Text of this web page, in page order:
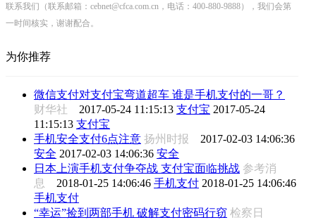
联系我们（联系邮箱：cebnet@cfca.com.cn，电话：400-880-9888），我们会第
一时间核实，谢谢配合。
为你推荐
微信支付对支付宝弯道超车 谁是手机支付的一哥？
财华社 2017-05-24 11:15:13 支付宝 2017-05-24
11:15:13 支付宝
手机安全支付6点注意 扬州时报 2017-02-03 14:06:36
安全 2017-02-03 14:06:36 安全
日本上演手机支付争夺战 支付宝面临挑战 参考消
息 2018-01-25 14:06:46 手机支付 2018-01-25 14:06:46
手机支付
“幸运”捡到两部手机 破解支付密码行窃 检察日